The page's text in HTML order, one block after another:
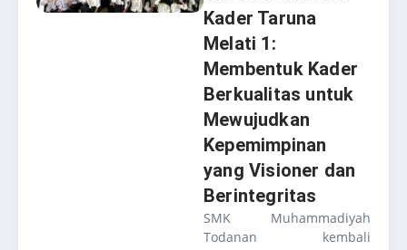
Kader Taruna
Melati 1:
Membentuk Kader
Berkualitas untuk
Mewujudkan
Kepemimpinan
yang Visioner dan
Berintegritas
SMK Muhammadiyah
Todanan kembali